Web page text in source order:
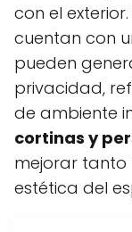
con el
cuentan con
pueden
privacidad,
de ambiente
cortinas y
mejorar tanto
estética del